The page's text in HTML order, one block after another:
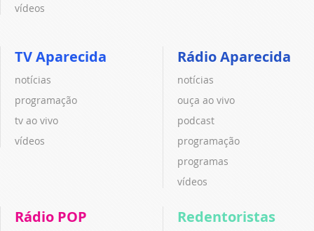
vídeos
TV Aparecida
notícias
programação
tv ao vivo
vídeos
Rádio Aparecida
notícias
ouça ao vivo
podcast
programação
programas
vídeos
Rádio POP Redentoristas